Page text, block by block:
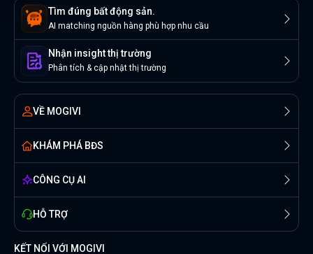
Tìm đúng bất động sản.
AI matching nguồn hàng phù hợp nhu cầu
Nhận insight thị trường
Phân tích & cập nhật thị trường
VỀ MOGIVI
KHÁM PHÁ BĐS
CÔNG CỤ AI
HỖ TRỢ
KẾT NỐI VỚI MOGIVI